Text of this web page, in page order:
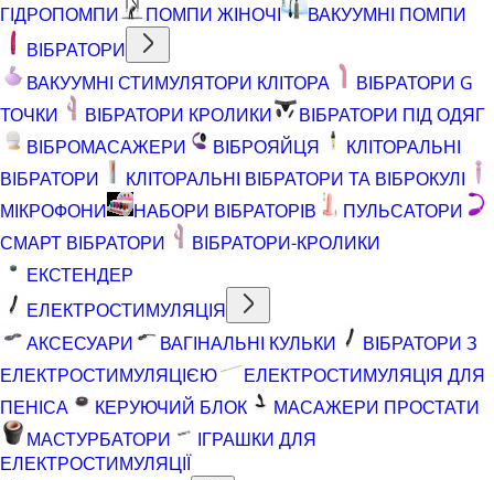
ГІДРОПОМПИ ПОМПИ ЖІНОЧІ
ВАКУУМНІ ПОМПИ
ВІБРАТОРИ
ВАКУУМНІ СТИМУЛЯТОРИ КЛІТОРА
ВІБРАТОРИ G
ТОЧКИ
ВІБРАТОРИ КРОЛИКИ
ВІБРАТОРИ ПІД ОДЯГ
ВІБРОМАСАЖЕРИ
ВІБРОЯЙЦЯ
КЛІТОРАЛЬНІ
ВІБРАТОРИ
КЛІТОРАЛЬНІ ВІБРАТОРИ ТА ВІБРОКУЛІ
МІКРОФОНИ
НАБОРИ ВІБРАТОРІВ
ПУЛЬСАТОРИ
СМАРТ ВІБРАТОРИ
ВІБРАТОРИ-КРОЛИКИ
ЕКСТЕНДЕР
ЕЛЕКТРОСТИМУЛЯЦІЯ
АКСЕСУАРИ
ВАГІНАЛЬНІ КУЛЬКИ
ВІБРАТОРИ З
ЕЛЕКТРОСТИМУЛЯЦІЄЮ
ЕЛЕКТРОСТИМУЛЯЦІЯ ДЛЯ
ПЕНІСА
КЕРУЮЧИЙ БЛОК
МАСАЖЕРИ ПРОСТАТИ
МАСТУРБАТОРИ
ІГРАШКИ ДЛЯ
ЕЛЕКТРОСТИМУЛЯЦІЇ